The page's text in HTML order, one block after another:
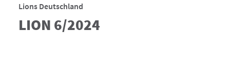
Lions Deutschland
LION 6/2024